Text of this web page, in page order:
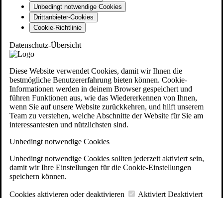
Unbedingt notwendige Cookies
Drittanbieter-Cookies
Cookie-Richtlinie
Datenschutz-Übersicht
Diese Website verwendet Cookies, damit wir Ihnen die
bestmögliche Benutzererfahrung bieten können. Cookie-
Informationen werden in deinem Browser gespeichert und
führen Funktionen aus, wie das Wiedererkennen von Ihnen,
wenn Sie auf unsere Website zurückkehren, und hilft unserem
Team zu verstehen, welche Abschnitte der Website für Sie am
interessantesten und nützlichsten sind.
Unbedingt notwendige Cookies
Unbedingt notwendige Cookies sollten jederzeit aktiviert sein,
damit wir Ihre Einstellungen für die Cookie-Einstellungen
speichern können.
Cookies aktivieren oder deaktivieren Aktiviert Deaktiviert